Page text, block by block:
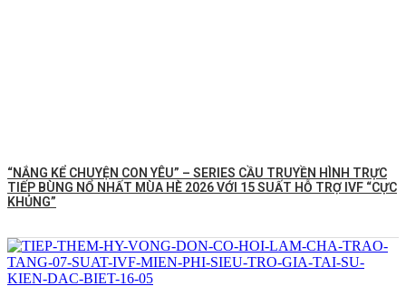
“NẮNG KỂ CHUYỆN CON YÊU” – SERIES CẦU TRUYỀN HÌNH TRỰC
TIẾP BÙNG NỔ NHẤT MÙA HÈ 2026 VỚI 15 SUẤT HỖ TRỢ IVF “CỰC
KHỦNG”